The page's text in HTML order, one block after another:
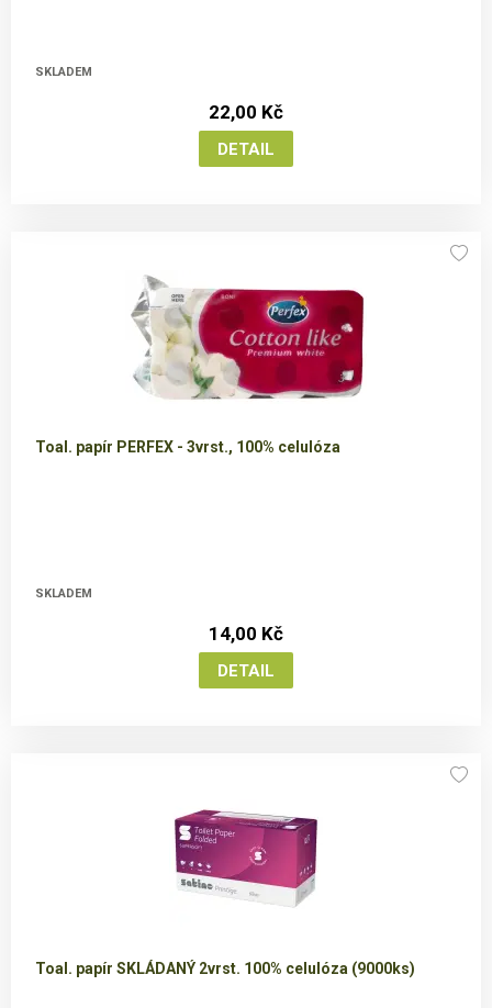
SKLADEM
22,00 Kč
Toal. papír PERFEX - 3vrst., 100% celulóza
SKLADEM
14,00 Kč
Toal. papír SKLÁDANÝ 2vrst. 100% celulóza (9000ks)